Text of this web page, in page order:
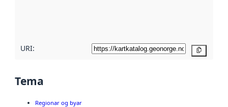
URI:
Tema
Regionar og byar